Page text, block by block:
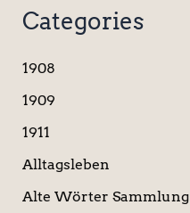
c
h
n
a
h
Categories
1908
1909
1911
Alltagsleben
Alte Wörter Sammlung